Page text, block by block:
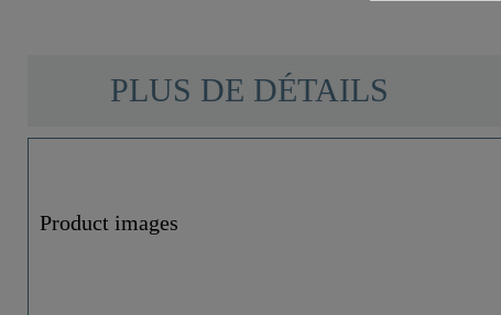
Couleur
PLUS DE DÉTAILS
Product images